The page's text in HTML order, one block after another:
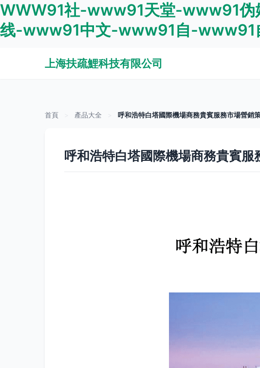
WWW91社-www91天堂-www91
线-www91中文-www91自-www91
上海扶疏鯉科技有限公司
首頁 產品大全 呼和浩特白塔國際機場商務貴賓服務市場營銷
呼和浩特白塔國際機場商務貴賓服